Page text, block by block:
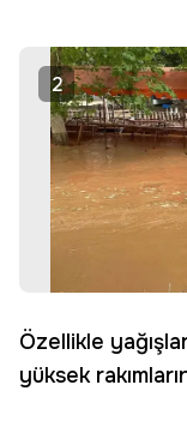
2
Özellikle
yüksek